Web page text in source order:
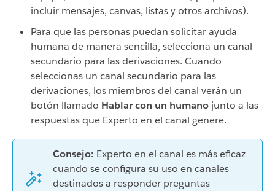
incluir mensajes, canvas, listas y otros archivos).
Para que las personas puedan solicitar ayuda
humana de manera sencilla, selecciona un canal
secundario para las derivaciones. Cuando
seleccionas un canal secundario para las
derivaciones, los miembros del canal verán un
botón llamado Hablar con un humano junto a las
respuestas que Experto en el canal genere.
Consejo: Experto en el canal es más eficaz
cuando se configura su uso en canales
destinados a responder preguntas